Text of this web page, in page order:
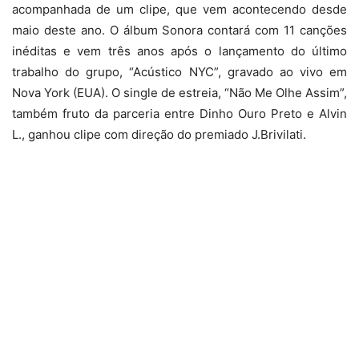
acompanhada de um clipe, que vem acontecendo desde
maio deste ano. O álbum Sonora contará com 11 canções
inéditas e vem três anos após o lançamento do último
trabalho do grupo, “Acústico NYC”, gravado ao vivo em
Nova York (EUA). O single de estreia, “Não Me Olhe Assim”,
também fruto da parceria entre Dinho Ouro Preto e Alvin
L., ganhou clipe com direção do premiado J.Brivilati.